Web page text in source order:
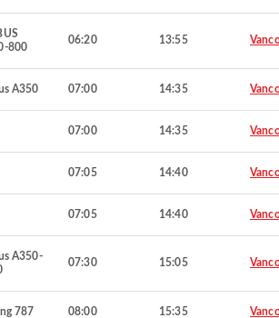
800
06:20 13:55
A350 07:00 14:35
07:00 14:35
07:05 14:40
07:05 14:40
A350-
07:30 15:05
787 08:00 15:35